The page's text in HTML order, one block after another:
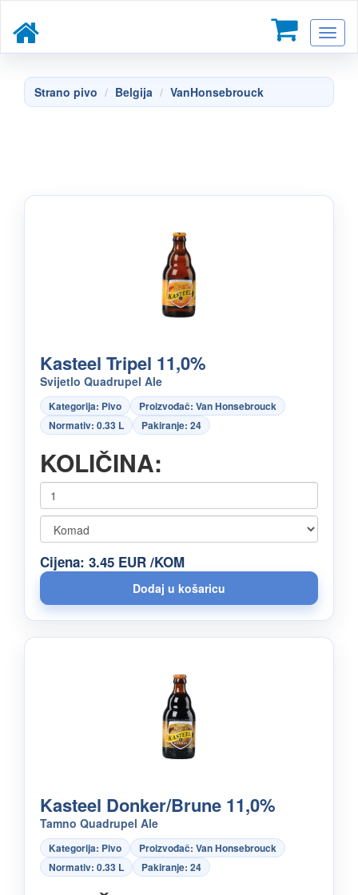
Strano pivo Belgija VanHonsebrouck
Kasteel Tripel 11,0%
Svijetlo Quadrupel Ale
Kategorija: Pivo
Proizvođač: Van Honsebrouck
Normativ: 0.33 L
Pakiranje: 24
KOLIČINA:
Cijena: 3.45 EUR /KOM
Kasteel Donker/Brune 11,0%
Tamno Quadrupel Ale
Kategorija: Pivo
Proizvođač: Van Honsebrouck
Normativ: 0.33 L
Pakiranje: 24